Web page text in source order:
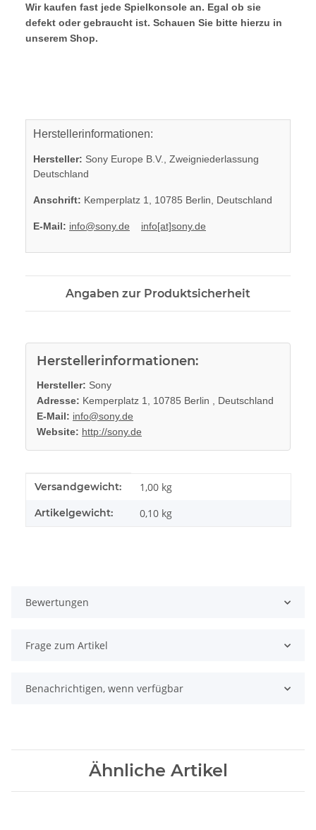
Wir kaufen fast jede Spielkonsole an. Egal ob sie
defekt oder gebraucht ist. Schauen Sie bitte hierzu in
unserem Shop.
Herstellerinformationen:
Hersteller: Sony Europe B.V., Zweigniederlassung
Deutschland
Anschrift: Kemperplatz 1, 10785 Berlin, Deutschland
E-Mail: info@sony.de info[at]sony.de
Angaben zur Produktsicherheit
Herstellerinformationen:
Hersteller: Sony
Adresse: Kemperplatz 1, 10785 Berlin , Deutschland
E-Mail: info@sony.de
Website: http://sony.de
Produkteigenschaft
Wert
Versandgewicht: 1,00 kg
Artikelgewicht: 0,10 kg
Bewertungen
Frage zum Artikel
Benachrichtigen, wenn verfügbar
Ähnliche Artikel